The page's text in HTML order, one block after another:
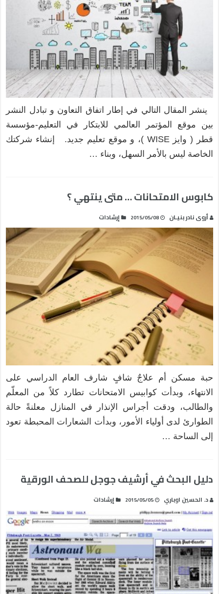
ينشر المقال التالي في إطار اتفاق التعاون و تبادل النشر
بين موقع المؤتمر العالمي للابتكار في التعليم-مؤسسة
قطر ( وايز WISE )، و موقع تعليم جديد. إنشاء شركتك
الخاصة ليس بالأمر السهل، وبناء …
كابوس الامتحانات … متى ينتهي ؟
أروى نادر بنيـان 2015/05/08 إرشادات
حبة مسكن أم علاجٌ شافٍ شارف العام الدراسي على
الانتهاء، وبدأت كوابيس الامتحانات تطارد كلاً من المعلّم
والطالب، ودقت أجراس الإنذار في المنازل معلنةً حالة
الطوارئ لدى أولياء الأمور، وبدأت الشعارات المحبطة تعود
إلى الساحة …
دليل البحث في أرشيف جوجل للصحف الورقية
د. الحسين اوباري 2015/05/05 إرشادات